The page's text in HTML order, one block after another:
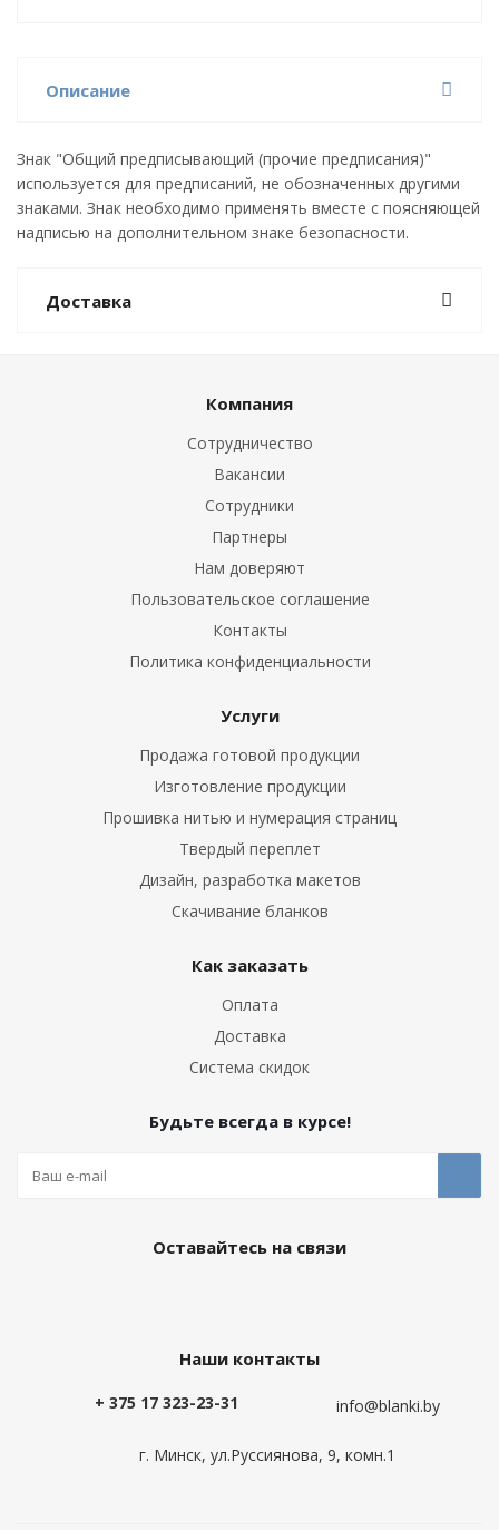
Описание
Знак "Общий предписывающий (прочие предписания)"
используется для предписаний, не обозначенных другими
знаками. Знак необходимо применять вместе с поясняющей
надписью на дополнительном знаке безопасности.
Доставка
Компания
Сотрудничество
Вакансии
Сотрудники
Партнеры
Нам доверяют
Пользовательское соглашение
Контакты
Политика конфиденциальности
Услуги
Продажа готовой продукции
Изготовление продукции
Прошивка нитью и нумерация страниц
Твердый переплет
Дизайн, разработка макетов
Скачивание бланков
Как заказать
Оплата
Доставка
Система скидок
Будьте всегда в курсе!
Оставайтесь на связи
Наши контакты
+ 375 17 323-23-31 info@blanki.by
г. Минск, ул.Руссиянова, 9, комн.1